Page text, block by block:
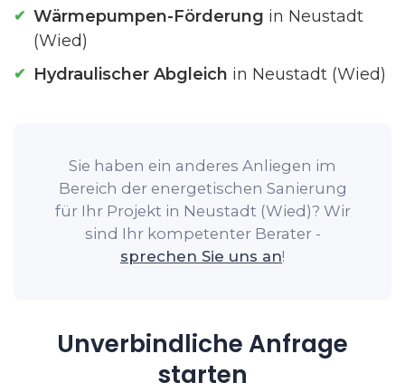
Wärmepumpen-Förderung in Neustadt
(Wied)
Hydraulischer Abgleich in Neustadt (Wied)
Sie haben ein anderes Anliegen im
Bereich der energetischen Sanierung
für Ihr Projekt in Neustadt (Wied)? Wir
sind Ihr kompetenter Berater -
sprechen Sie uns an!
Unverbindliche Anfrage
starten